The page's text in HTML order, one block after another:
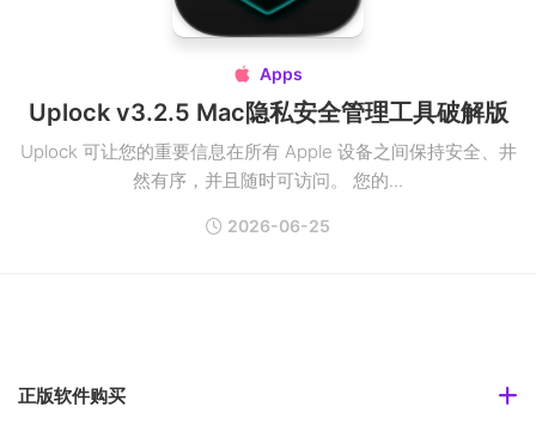
 Apps
Uplock v3.2.5 Mac隐私安全管理工具破解版
Uplock 可让您的重要信息在所有 Apple 设备之间保持安全、井
然有序，并且随时可访问。 您的...
2026-06-25
正版软件购买